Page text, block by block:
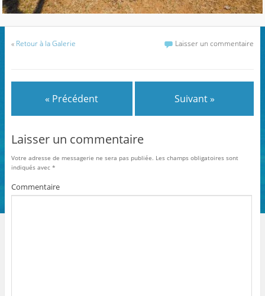
« Retour à la Galerie Laisser un commentaire
« Précédent Suivant »
Laisser un commentaire
Votre adresse de messagerie ne sera pas publiée. Les champs obligatoires sont
indiqués avec *
Commentaire